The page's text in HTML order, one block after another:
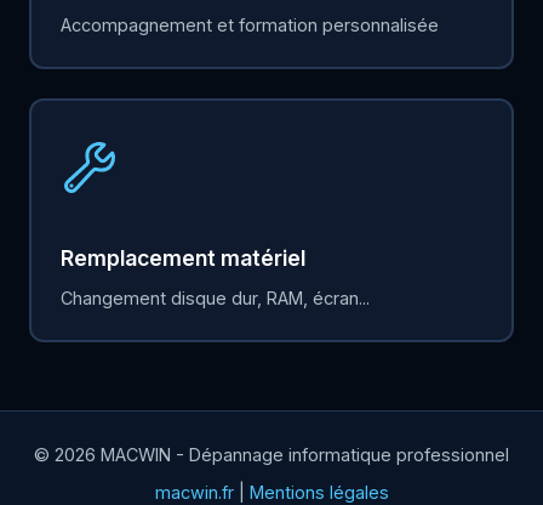
Accompagnement et formation personnalisée
Remplacement matériel
Changement disque dur, RAM, écran...
© 2026 MACWIN - Dépannage informatique professionnel
macwin.fr| Mentions légales